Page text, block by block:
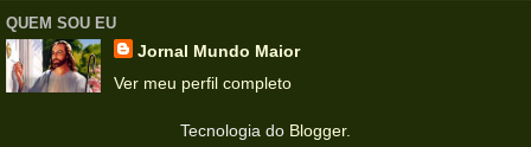
QUEM SOU EU
Jornal Mundo Maior
Ver meu perfil completo
Tecnologia do Blogger.